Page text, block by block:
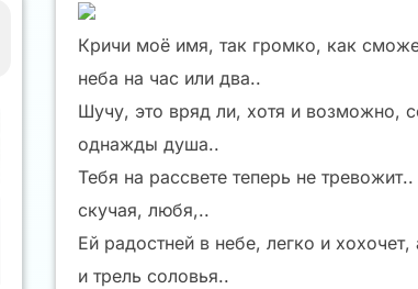
Кричи моё имя, так громко, как
неба на час или два..
Шучу, это вряд ли, хотя и возможно,
однажды душа..
Тебя на рассвете теперь не
скучая, любя,..
Ей радостней в небе, легко и
и трель соловья..